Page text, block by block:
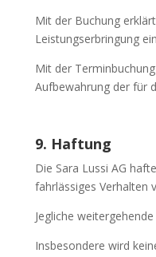
Mit der Buchung
Leistungserbringung
Mit der
Aufbewahrung der für
9. Haftung
Die Sara Lussi AG
fahrlässiges Verhalten
Jegliche
Insbesondere wird